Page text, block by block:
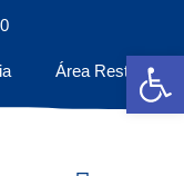
Área Restrita